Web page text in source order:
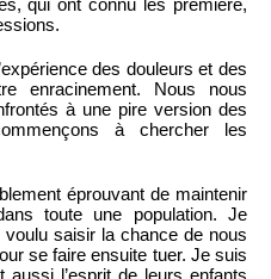
des douleurs et des
enracinement. Nous nous
à une pire version des
à chercher les
éprouvant de maintenir
toute une population. Je
saisir la chance de nous
se faire ensuite tuer. Je suis
l’esprit de leurs enfants